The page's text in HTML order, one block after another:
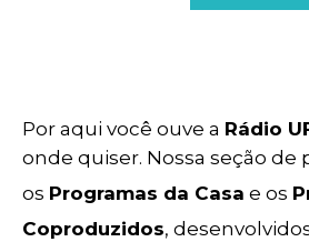
Por aqui você ouve a Rádio
onde quiser. Nossa seção de
os Programas da Casa e os
Coproduzidos,